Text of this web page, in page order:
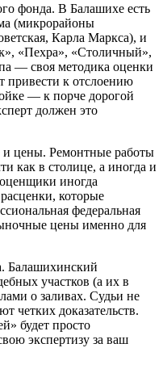
фонда. В Балашихе есть
(микрорайоны
Карла Маркса), и
«Пехра», «Столичный»,
— своя методика оценки
привести к отслоению
— к порче дорогой
должен это
и цены. Ремонтные работы
как в столице, а иногда и
иногда
которые
федеральная
цены именно для
Балашихинский
участков (а их в
о заливах. Судьи не
четких доказательств.
будет просто
экспертизу за ваш